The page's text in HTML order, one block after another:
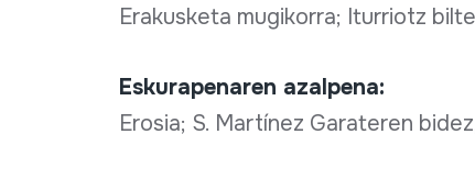
Erakusketa mugikorra; Iturriotz
Eskurapenaren azalpena:
Erosia; S. Martínez Garateren